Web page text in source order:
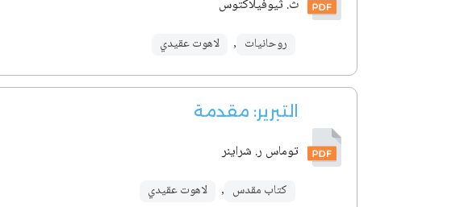
ث. ثيوفيلاكتوس
روحانيات , لاهوت عقيدي
التبرير: مقدمة
توماس ر. شراينر
كتاب مقدس , لاهوت عقيدي